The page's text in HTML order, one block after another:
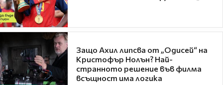
Защо Ахил липсва от „Одисей“ на
Кристофър Нолън? Най-
странното решение във филма
всъщност има логика